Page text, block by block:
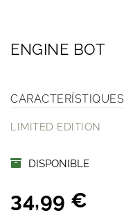
ENGINE BOT
CARACTERÍSTIQUES
LIMITED EDITION
DISPONIBLE
34,99 €